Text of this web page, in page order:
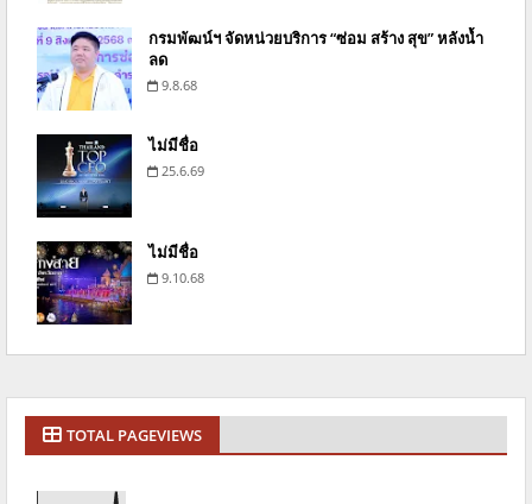
กรมพัฒน์ฯ จัดหน่วยบริการ “ซ่อม สร้าง สุข” หลังน้ำ
ลด
9.8.68
ไม่มีชื่อ
25.6.69
ไม่มีชื่อ
9.10.68
TOTAL PAGEVIEWS